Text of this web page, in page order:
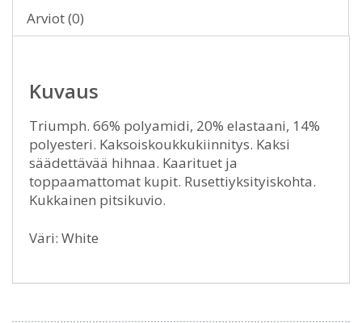
Arviot (0)
Kuvaus
Triumph. 66% polyamidi, 20% elastaani, 14%
polyesteri. Kaksoiskoukkukiinnitys. Kaksi
säädettävää hihnaa. Kaarituet ja
toppaamattomat kupit. Rusettiyksityiskohta.
Kukkainen pitsikuvio.
Väri: White